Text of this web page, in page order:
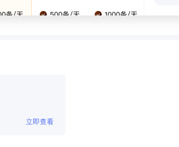
立即查看